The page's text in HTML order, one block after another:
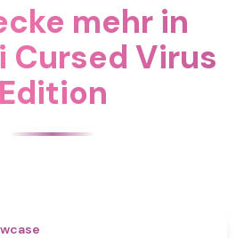
mehr in
Cursed Virus
Edition